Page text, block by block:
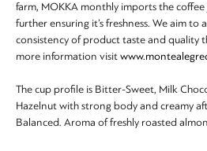
farm, MOKKA monthly imports the
further ensuring it’s freshness. We aim to
consistency of product taste and quality
more information visit
The cup profile is Bitter-Sweet, Milk
Hazelnut with strong body and creamy
Balanced. Aroma of freshly roasted